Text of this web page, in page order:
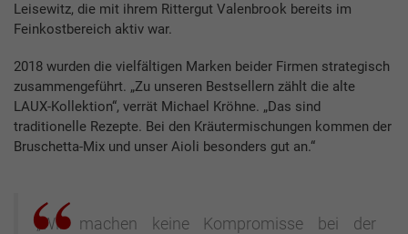
Leisewitz, die mit ihrem Rittergut Valenbrook bereits im
Feinkostbereich aktiv war.
2018 wurden die vielfältigen Marken beider Firmen strategisch
zusammengeführt. „Zu unseren Bestsellern zählt die alte
LAUX-Kollektion“, verrät Michael Kröhne. „Das sind
traditionelle Rezepte. Bei den Kräutermischungen kommen der
Bruschetta-Mix und unser Aioli besonders gut an.“
„Wir machen keine Kompromisse bei der